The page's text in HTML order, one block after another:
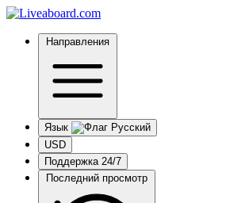
Направления
Язык
USD
Поддержка 24/7
Последний просмотр